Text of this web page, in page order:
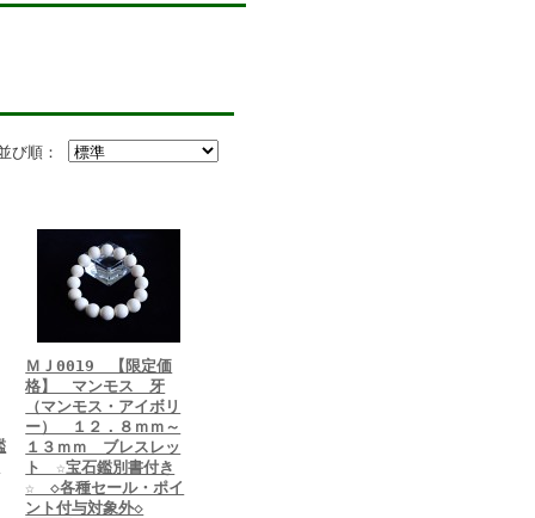
び順：
ＭＪ0019 【限定価
格】 マンモス 牙
（マンモス・アイボリ
ー） １２．８ｍｍ～
１３ｍｍ ブレスレッ
ト ☆宝石鑑別書付き
☆ ◇各種セール・ポイ
ント付与対象外◇